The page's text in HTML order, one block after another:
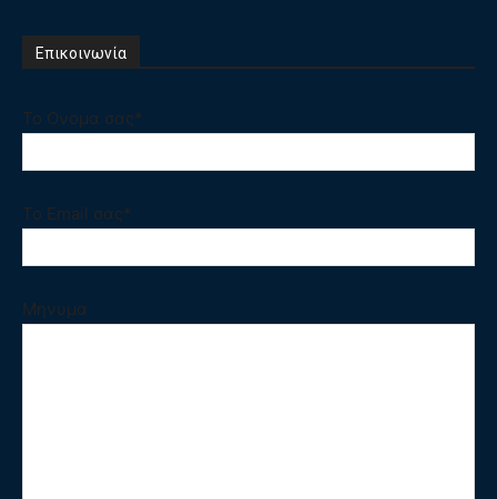
Επικοινωνία
Το Ονομα σας*
Το Email σας*
Μηνυμα